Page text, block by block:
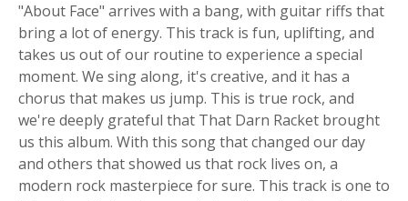
"About Face" arrives with a bang, with guitar riffs that
bring a lot of energy. This track is fun, uplifting, and
takes us out of our routine to experience a special
moment. We sing along, it's creative, and it has a
chorus that makes us jump. This is true rock, and
we're deeply grateful that That Darn Racket brought
us this album. With this song that changed our day
and others that showed us that rock lives on, a
modern rock masterpiece for sure. This track is one to